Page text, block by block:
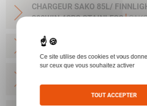
CHARGEUR SAKO 85L/
300WIN 4CPS STAINLESS
CHARGEUR A7/S CAL 22-250
3COUPS SAKO
Ce site utilise des cookies et vous
sur ceux que vous souhaitez activer
TOUT ACCEPTER